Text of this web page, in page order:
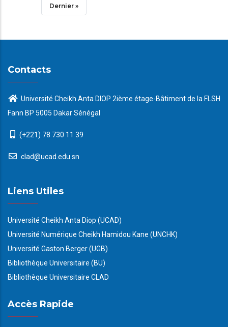
Dernière
Dernier »
Contacts
Université Cheikh Anta DIOP 2ième étage-Bâtiment de la FLSH
Fann BP 5005 Dakar Sénégal
(+221) 78 730 11 39
clad@ucad.edu.sn
Liens Utiles
Université Cheikh Anta Diop (UCAD)
Université Numérique Cheikh Hamidou Kane (UNCHK)
Université Gaston Berger (UGB)
Bibliothèque Universitaire (BU)
Bibliothèque Universitaire CLAD
Accès Rapide